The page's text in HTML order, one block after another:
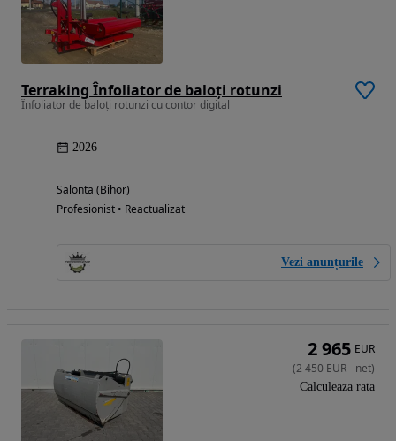
Terraking Înfoliator de baloți rotunzi
Înfoliator de baloți rotunzi cu contor digital
2026
Salonta (Bihor)
Profesionist • Reactualizat
Vezi anunțurile
2 965 EUR
(2 450 EUR- net)
Calculeaza rata